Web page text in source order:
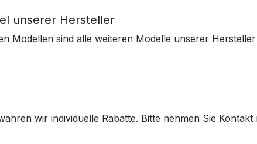
unserer Hersteller
Modellen sind alle weiteren Modelle unserer
wir individuelle Rabatte. Bitte nehmen Sie Kontakt